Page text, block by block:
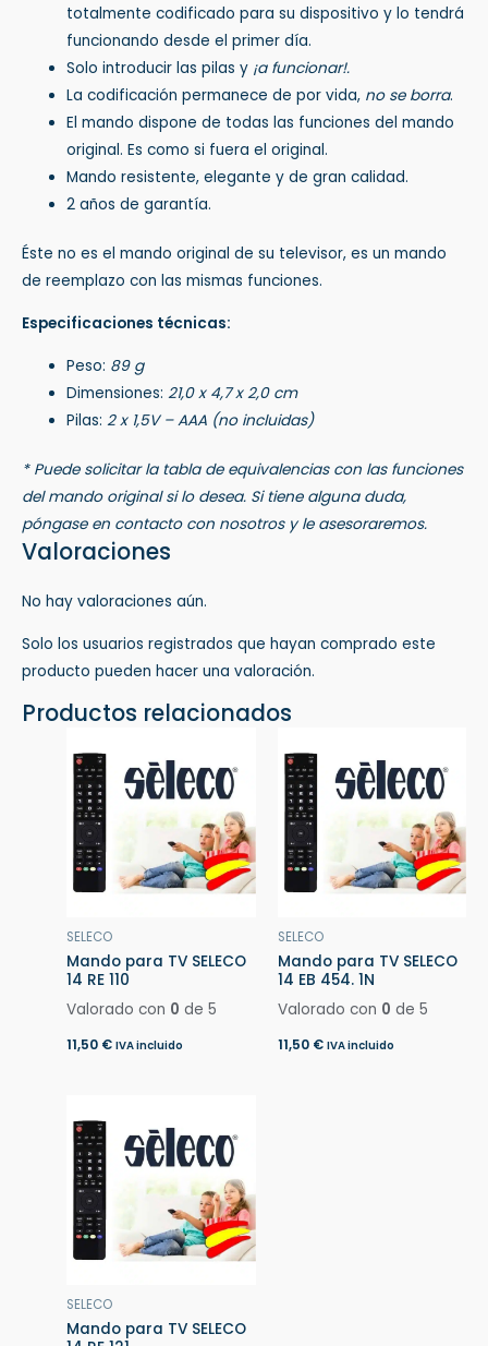
totalmente codificado para su dispositivo y lo tendrá
funcionando desde el primer día.
Solo introducir las pilas y ¡a funcionar!.
La codificación permanece de por vida, no se borra.
El mando dispone de todas las funciones del mando
original. Es como si fuera el original.
Mando resistente, elegante y de gran calidad.
2 años de garantía.
Éste no es el mando original de su televisor, es un mando
de reemplazo con las mismas funciones.
Especificaciones técnicas:
Peso: 89 g
Dimensiones:21,0 x 4,7 x 2,0 cm
Pilas:2 x 1,5V – AAA (no incluidas)
* Puede solicitar la tabla de equivalencias con las funciones
del mando original si lo desea. Si tiene alguna duda,
póngase en contacto con nosotros y le asesoraremos.
Valoraciones
No hay valoraciones aún.
Solo los usuarios registrados que hayan comprado este
producto pueden hacer una valoración.
Productos relacionados
SELECO
Mando para TV SELECO
14 RE 110
Valorado con 0 de 5
11,50 € IVA incluido
SELECO
Mando para TV SELECO
14 EB 454. 1N
Valorado con 0 de 5
11,50 € IVA incluido
SELECO
Mando para TV SELECO